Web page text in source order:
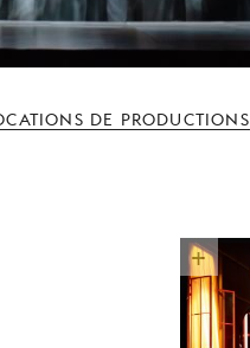
DE PRODUCTIONS